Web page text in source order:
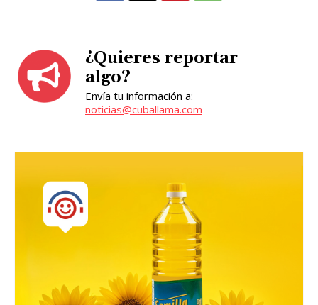
¿Quieres reportar
algo?
Envía tu información a:
noticias@cuballama.com